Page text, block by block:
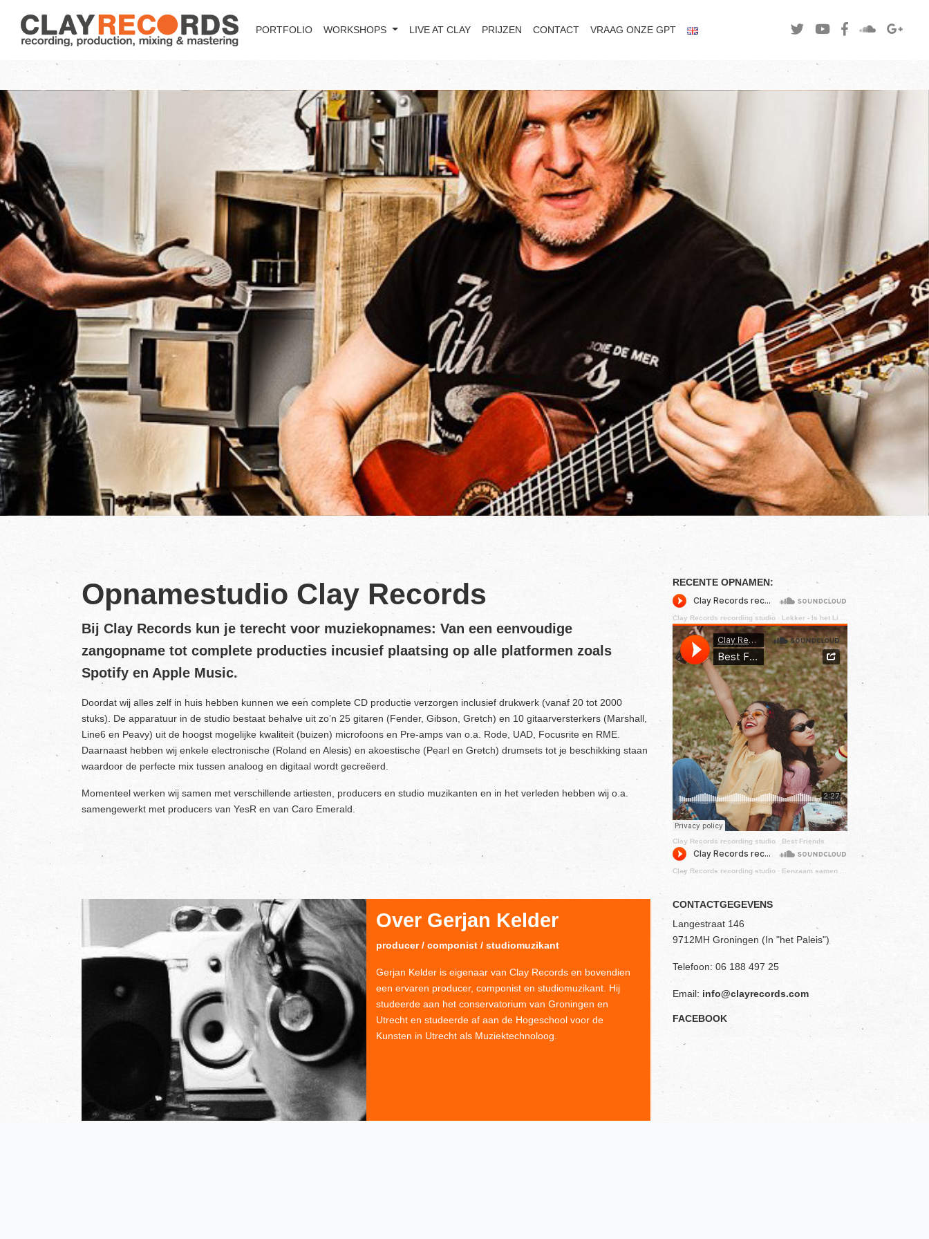
PORTFOLIO WORKSHOPS LIVE AT CLAY PRIJZEN CONTACT VRAAG ONZE GPT
Opnamestudio Clay Records
Bij Clay Records kun je terecht voor muziekopnames: Van een eenvoudige
zangopname tot complete producties incusief plaatsing op alle platformen zoals
Spotify en Apple Music.
Doordat wij alles zelf in huis hebben kunnen we een complete CD productie verzorgen inclusief drukwerk (vanaf 20 tot 2000
stuks). De apparatuur in de studio bestaat behalve uit zo’n 25 gitaren (Fender, Gibson, Gretch) en 10 gitaarversterkers (Marshall,
Line6 en Peavy) uit de hoogst mogelijke kwaliteit (buizen) microfoons en Pre-amps van o.a. Rode, UAD, Focusrite en RME.
Daarnaast hebben wij enkele electronische (Roland en Alesis) en akoestische (Pearl en Gretch) drumsets tot je beschikking staan
waardoor de perfecte mix tussen analoog en digitaal wordt gecreëerd.
Momenteel werken wij samen met verschillende artiesten, producers en studio muzikanten en in het verleden hebben wij o.a.
samengewerkt met producers van YesR en van Caro Emerald.
RECENTE OPNAMEN:
Clay Records recording studio · Lekker - Is het Liefde
Clay Records recording studio · Best Friends
Clay Records recording studio · Eenzaam samen - Lekker
Over Gerjan Kelder
producer / componist / studiomuzikant
Gerjan Kelder is eigenaar van Clay Records en bovendien
een ervaren producer, componist en studiomuzikant. Hij
studeerde aan het conservatorium van Groningen en
Utrecht en studeerde af aan de Hogeschool voor de
Kunsten in Utrecht als Muziektechnoloog.
CONTACTGEGEVENS
Langestraat 146
9712MH Groningen (In "het Paleis")
Telefoon: 06 188 497 25
Email: info@clayrecords.com
FACEBOOK